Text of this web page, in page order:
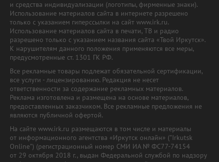
и средства индивидуализации (логотипы, фирменные знаки).
Использование материалов сайта в интернете разрешено
только с указанием гиперссылки на сайт www.irk.ru.
Использование материалов сайта в печати, ТВ и радио
разрешено только с указанием названия сайта «Твой Иркутск».
К нарушителям данного положения применяются все меры,
предусмотренные ст. 1301 ГК РФ.
Все рекламные товары подлежат обязательной сертификации,
все услуги - лицензированию. Редакция не несет
ответственности за содержание рекламных материалов.
Реклама изготовлена и размещена на основе материалов,
предоставленных заказчиком. Все рекламные предложения не
являются публичной офертой.
На сайте www.irk.ru размещаются в том числе и материалы
от информационного агентства «Иркутск онлайн» ("Irkutsk
Online") (регистрационный номер СМИ ИА № ФС77-74154
от 29 октября 2018 г., выдан Федеральной службой по надзору